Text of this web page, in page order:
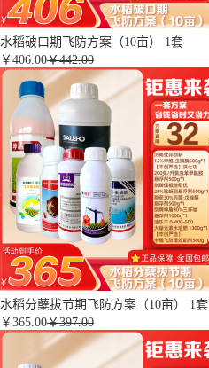
水稻破口期飞防方案（10亩） 1套
￥ 406.00￥442.00
水稻分蘖拔节期飞防方案（10亩） 1套
￥ 365.00￥397.00